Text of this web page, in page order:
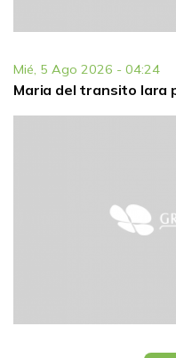
Mié, 5 Ago 2026 - 04:24
Maria del transito lara